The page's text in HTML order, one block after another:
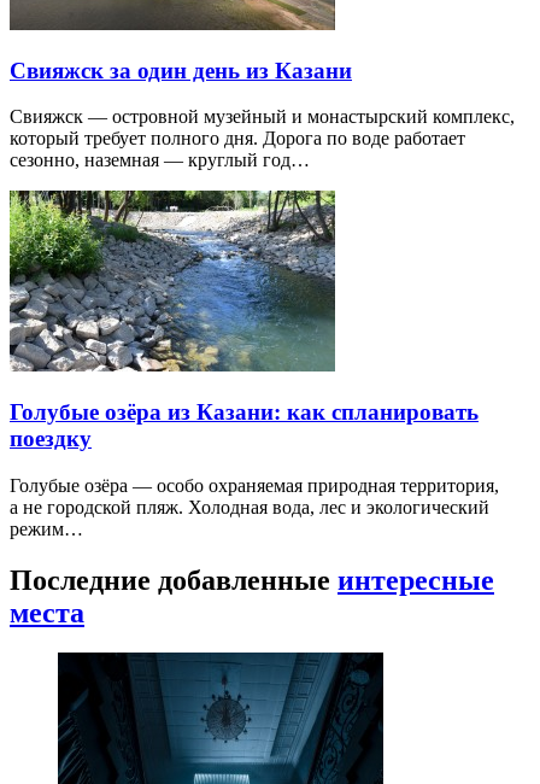
Свияжск за один день из Казани
Свияжск — островной музейный и монастырский комплекс,
который требует полного дня. Дорога по воде работает
сезонно, наземная — круглый год…
Голубые озёра из Казани: как спланировать
поездку
Голубые озёра — особо охраняемая природная территория,
а не городской пляж. Холодная вода, лес и экологический
режим…
Последние добавленные интересные
места